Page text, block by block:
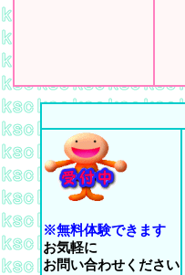
※無料体験できます
お気軽に
お問い合わせください